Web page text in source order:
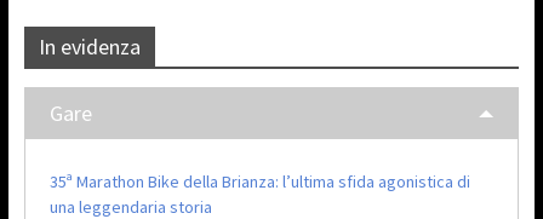
In evidenza
Gare
35ª Marathon Bike della Brianza: l’ultima sfida agonistica di
una leggendaria storia